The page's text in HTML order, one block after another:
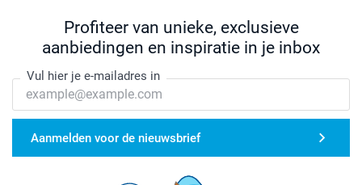
Profiteer van unieke, exclusieve
aanbiedingen en inspiratie in je inbox
Vul hier je e-mailadres in
Aanmelden voor de nieuwsbrief